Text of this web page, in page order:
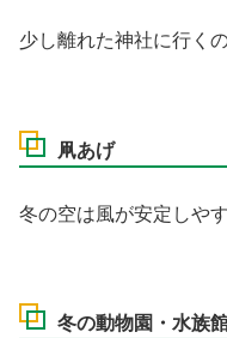
少し離れた神社に行く
凧あげ
冬の空は風が安定しや
冬の動物園・水族